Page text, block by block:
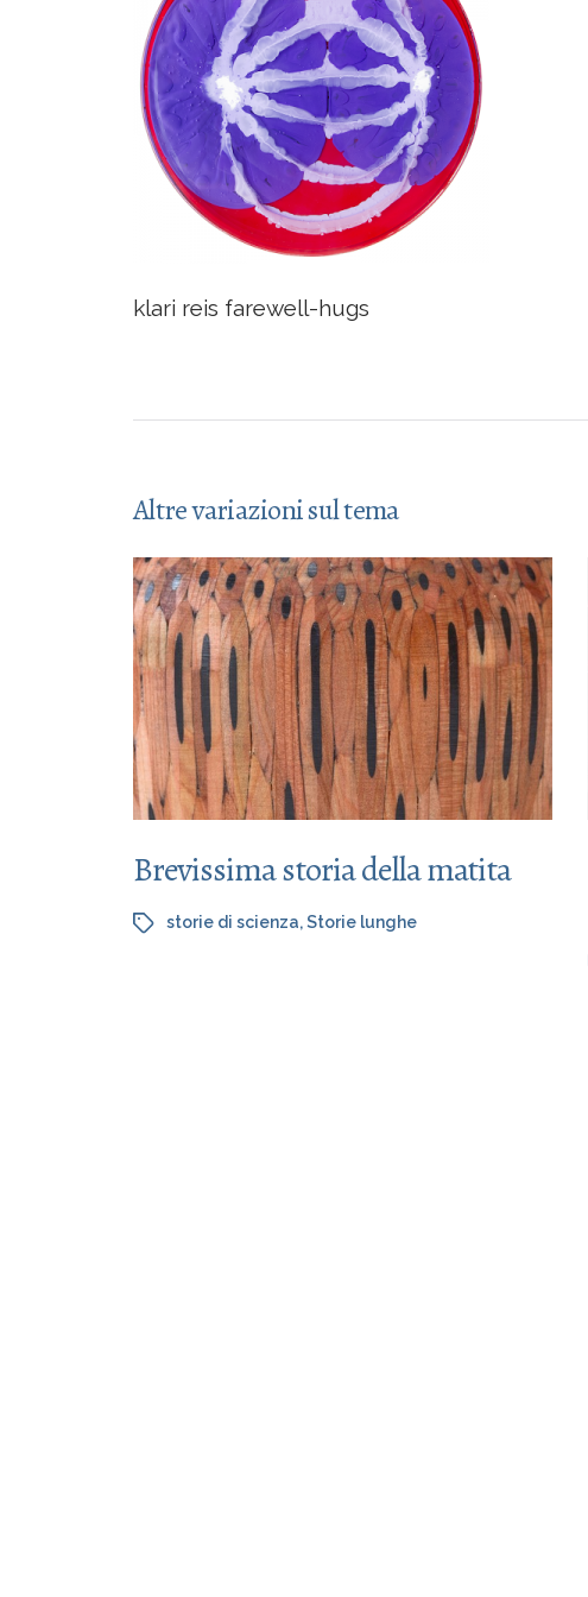
klari reis farewell-hugs
Altre variazioni sul tema
Brevissima storia della matita
storie di scienza,Storie lunghe